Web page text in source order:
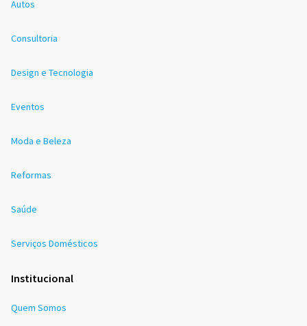
Autos
Consultoria
Design e Tecnologia
Eventos
Moda e Beleza
Reformas
Saúde
Serviços Domésticos
Institucional
Quem Somos